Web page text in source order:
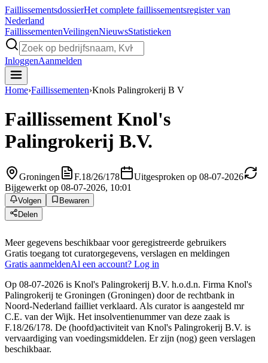
FaillissementsdossierHet complete faillissementsregister van
Nederland
FaillissementenVeilingenNieuwsStatistieken
InloggenAanmelden
Home›Faillissementen›Knols Palingrokerij B V
Faillissement Knol's
Palingrokerij B.V.
Groningen F.18/26/178
Uitgesproken op 08-07-2026
Bijgewerkt op 08-07-2026, 10:01
Volgen
Bewaren
Delen
Meer gegevens beschikbaar voor geregistreerde gebruikers
Gratis toegang tot curatorgegevens, verslagen en meldingen
Gratis aanmeldenAl een account? Log in
Op 08-07-2026 is Knol's Palingrokerij B.V. h.o.d.n. Firma Knol's
Palingrokerij te Groningen (Groningen) door de rechtbank in
Noord-Nederland failliet verklaard. Als curator is aangesteld mr
C.E. van der Wijk. Het insolventienummer van deze zaak is
F.18/26/178. De (hoofd)activiteit van Knol's Palingrokerij B.V. is
vervaardiging van voedingsmiddelen. Er zijn (nog) geen verslagen
beschikbaar.